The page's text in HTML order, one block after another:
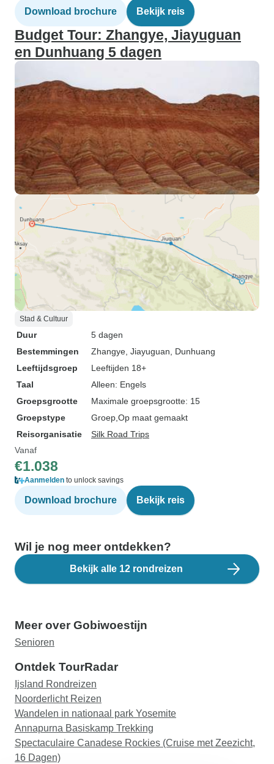
Download brochure Bekijk reis
Budget Tour: Zhangye, Jiayuguan
en Dunhuang 5 dagen
Stad & Cultuur
Duur
5 dagen
Bestemmingen
Zhangye , Jiayuguan , Dunhuang
Leeftijdsgroep
Leeftijden 18+
Taal
Alleen: Engels
Groepsgrootte
Maximale groepsgrootte: 15
Groepstype
Groep Op maat gemaakt
Reisorganisatie
Silk Road Trips
Vanaf
€1.038
Aanmelden to unlock savings
Download brochure Bekijk reis
Wil je nog meer ontdekken?
Bekijk alle 12 rondreizen
Meer over Gobiwoestijn
Senioren
Ontdek TourRadar
Ijsland Rondreizen
Noorderlicht Reizen
Wandelen in nationaal park Yosemite
Annapurna Basiskamp Trekking
Spectaculaire Canadese Rockies (Cruise met Zeezicht,
16 Dagen)